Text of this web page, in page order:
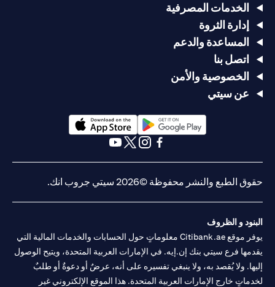
الخدمات المصرفية
إدارة الثروة
المساعدة والدعم
اتصل بنا
الخصوصية والأمن
عن سيتي
opens in a new tab
opens in a new tab
حقوق الطبع والنشر محفوظة ©2026 سيتي جروب انك.
البنود و الظروف
يوفر موقع Citibank.ae معلوماتٍ حول الحسابات والخدمات المالية التي
يقدمها فرع سيتي بنك إن.إيه. في الإمارات العربية المتحدة، ويتيح الوصول
إليها. ولا يُقصد به، ولا ينبغي تفسيره على أنه، عرضٌ أو دعوةٌ أو طلبٌ
لخدماتٍ خارج الإمارات العربية المتحدة. هذا الموقع الإلكتروني غير